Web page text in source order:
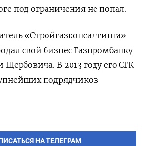
под ограничения не попал.
«Стройгазконсалтинга»
свой бизнес Газпромбанку
Щербовича. В 2013 году его СГК
подрядчиков
НА ТЕЛЕГРАМ